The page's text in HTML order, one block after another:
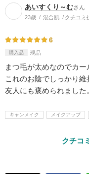
あいすくり～むさん
23歳 混合肌 クチコミ
6
購入品 現品
まつ毛が太めなのでカー
これのお陰でしっかり維
友人にも褒められました
キャンメイク メイクアップ
クチコ